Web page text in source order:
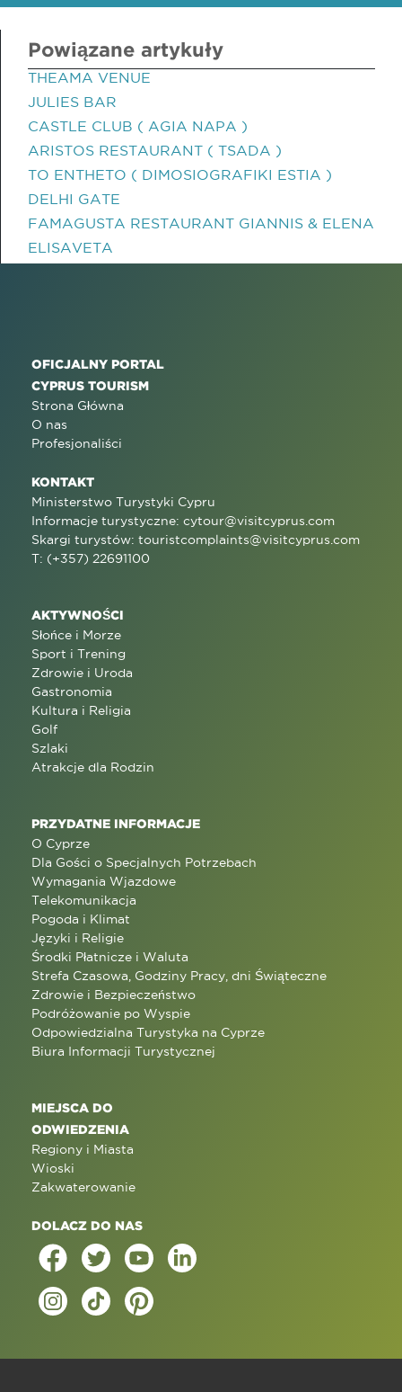
Powiązane artykuły
THEAMA VENUE
JULIES BAR
CASTLE CLUB ( AGIA NAPA )
ARISTOS RESTAURANT ( TSADA )
TO ENTHETO ( DIMOSIOGRAFIKI ESTIA )
DELHI GATE
FAMAGUSTA RESTAURANT GIANNIS & ELENA
ELISAVETA
OFICJALNY PORTAL
CYPRUS TOURISM
Strona Główna
O nas
Profesjonaliści
KONTAKT
Ministerstwo Turystyki Cypru
Informacje turystyczne: cytour@visitcyprus.com
Skargi turystów: touristcomplaints@visitcyprus.com
T: (+357) 22691100
AKTYWNOŚCI
Słońce i Morze
Sport i Trening
Zdrowie i Uroda
Gastronomia
Kultura i Religia
Golf
Szlaki
Atrakcje dla Rodzin
PRZYDATNE INFORMACJE
O Cyprze
Dla Gości o Specjalnych Potrzebach
Wymagania Wjazdowe
Telekomunikacja
Pogoda i Klimat
Języki i Religie
Środki Płatnicze i Waluta
Strefa Czasowa, Godziny Pracy, dni Świąteczne
Zdrowie i Bezpieczeństwo
Podróżowanie po Wyspie
Odpowiedzialna Turystyka na Cyprze
Biura Informacji Turystycznej
MIEJSCA DO
ODWIEDZENIA
Regiony i Miasta
Wioski
Zakwaterowanie
DOLACZ DO NAS